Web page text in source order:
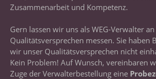
Zusammenarbeit und Kompetenz.
Gern lassen wir uns als WEG-Verwalter
Qualitätsversprechen messen. Sie haben
wir unser Qualitätsversprechen nicht
Kein Problem! Auf Wunsch, vereinbaren
Zuge der Verwalterbestellung eine